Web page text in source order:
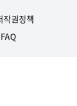
작권정책
FAQ